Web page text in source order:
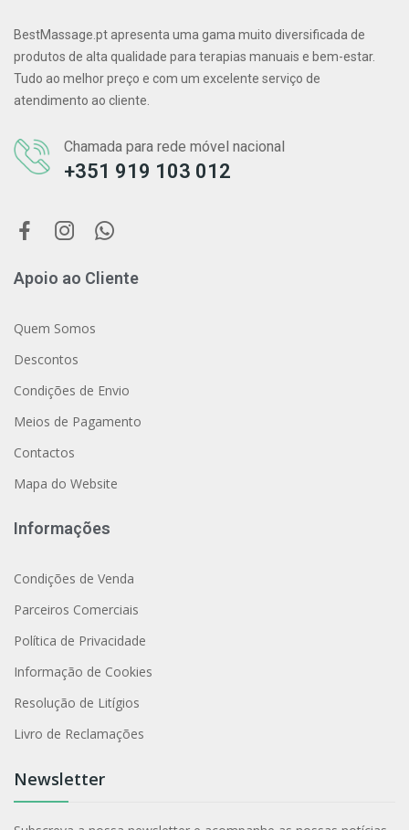
BestMassage.pt apresenta uma gama muito diversificada de
produtos de alta qualidade para terapias manuais e bem-estar.
Tudo ao melhor preço e com um excelente serviço de
atendimento ao cliente.
Chamada para rede móvel nacional
+351 919 103 012
Apoio ao Cliente
Quem Somos
Descontos
Condições de Envio
Meios de Pagamento
Contactos
Mapa do Website
Informações
Condições de Venda
Parceiros Comerciais
Política de Privacidade
Informação de Cookies
Resolução de Litígios
Livro de Reclamações
Newsletter